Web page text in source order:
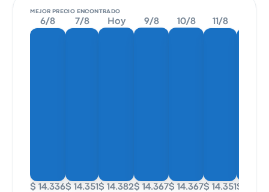
MEJOR PRECIO ENCONTRADO
6/8
$ 14.336
7/8
$ 14.351
Hoy
$ 14.382
9/8
$ 14.367
10/8
$ 14.367
11/8
$ 14.351$